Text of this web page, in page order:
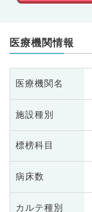
医療機関情報
医療機関名
施設種別
標榜科目
病床数
カルテ種別